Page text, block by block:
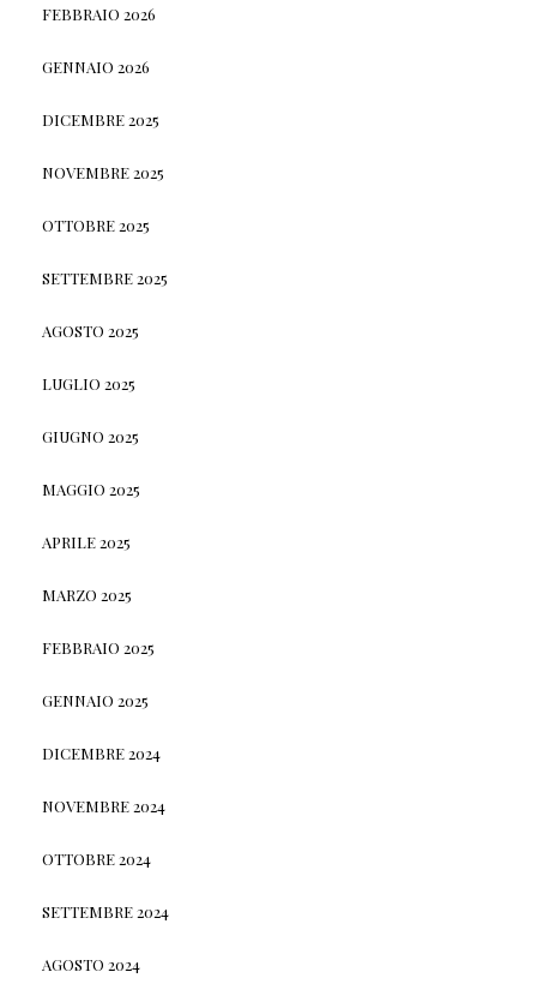
FEBBRAIO 2026
GENNAIO 2026
DICEMBRE 2025
NOVEMBRE 2025
OTTOBRE 2025
SETTEMBRE 2025
AGOSTO 2025
LUGLIO 2025
GIUGNO 2025
MAGGIO 2025
APRILE 2025
MARZO 2025
FEBBRAIO 2025
GENNAIO 2025
DICEMBRE 2024
NOVEMBRE 2024
OTTOBRE 2024
SETTEMBRE 2024
AGOSTO 2024